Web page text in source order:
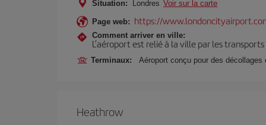
Situation: Londres Voir sur la carte
Page web: https://
Comment arriver en ville:
L’aéroport est relié à la ville par les
Terminaux: Aéroport conçu pour des
Heathrow